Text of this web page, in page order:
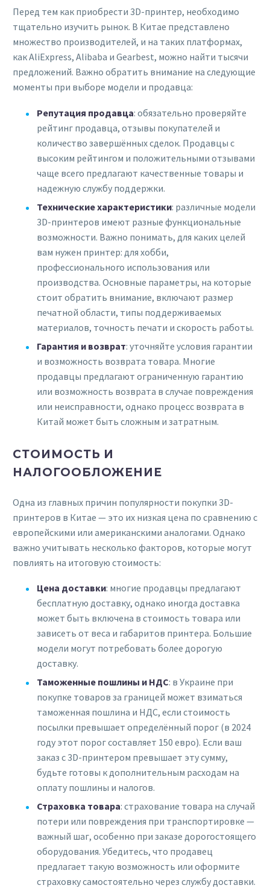
Перед тем как приобрести 3D-принтер, необходимо
тщательно изучить рынок. В Китае представлено
множество производителей, и на таких платформах,
как AliExpress, Alibaba и Gearbest, можно найти тысячи
предложений. Важно обратить внимание на следующие
моменты при выборе модели и продавца:
Репутация продавца: обязательно проверяйте
рейтинг продавца, отзывы покупателей и
количество завершённых сделок. Продавцы с
высоким рейтингом и положительными отзывами
чаще всего предлагают качественные товары и
надежную службу поддержки.
Технические характеристики: различные модели
3D-принтеров имеют разные функциональные
возможности. Важно понимать, для каких целей
вам нужен принтер: для хобби,
профессионального использования или
производства. Основные параметры, на которые
стоит обратить внимание, включают размер
печатной области, типы поддерживаемых
материалов, точность печати и скорость работы.
Гарантия и возврат: уточняйте условия гарантии
и возможность возврата товара. Многие
продавцы предлагают ограниченную гарантию
или возможность возврата в случае повреждения
или неисправности, однако процесс возврата в
Китай может быть сложным и затратным.
СТОИМОСТЬ И
НАЛОГООБЛОЖЕНИЕ
Одна из главных причин популярности покупки 3D-
принтеров в Китае — это их низкая цена по сравнению с
европейскими или американскими аналогами. Однако
важно учитывать несколько факторов, которые могут
повлиять на итоговую стоимость:
Цена доставки: многие продавцы предлагают
бесплатную доставку, однако иногда доставка
может быть включена в стоимость товара или
зависеть от веса и габаритов принтера. Большие
модели могут потребовать более дорогую
доставку.
Таможенные пошлины и НДС: в Украине при
покупке товаров за границей может взиматься
таможенная пошлина и НДС, если стоимость
посылки превышает определённый порог (в 2024
году этот порог составляет 150 евро). Если ваш
заказ с 3D-принтером превышает эту сумму,
будьте готовы к дополнительным расходам на
оплату пошлины и налогов.
Страховка товара: страхование товара на случай
потери или повреждения при транспортировке —
важный шаг, особенно при заказе дорогостоящего
оборудования. Убедитесь, что продавец
предлагает такую возможность или оформите
страховку самостоятельно через службу доставки.